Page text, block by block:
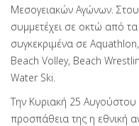
Μεσογειακών Αγώνων.
συμμετέχει σε οκτώ από
συγκεκριμένα σε
Beach Volley, Beach
Water Ski.
Την Κυριακή 25 Αυγούστου
προσπάθεια της η εθνική